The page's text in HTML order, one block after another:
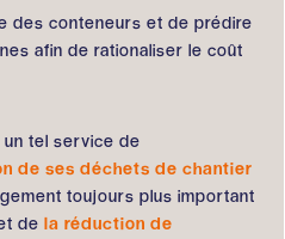
des conteneurs et de prédire
afin de rationaliser le coût
un tel service de
de ses déchets de chantier
toujours plus important
dela réduction de